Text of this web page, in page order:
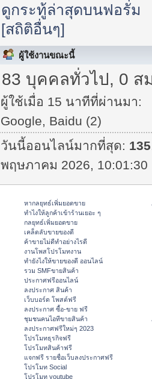
ดูกระทู้ล่าสุดบนฟอรั่ม
[สถิติอื่นๆ]
ผู้ใช้งานขณะนี้
83 บุคคลทั่วไป, 0 ส
ผู้ใช้เมื่อ 15 นาทีที่ผ่านมา:
Google, Baidu (2)
วันนี้ออนไลน์มากที่สุด: 135
พฤษภาคม 2026, 10:01:30
หากลยุทธ์เพิ่มยอดขาย
ทําไงให้ลูกค้าเข้าร้านเยอะ ๆ
กลยุทธ์เพิ่มยอดขาย
เคล็ดลับขายของดี
ค้าขายไม่ดีทำอย่างไรดี
งานโพสโปรโมทงาน
ทํายังไงให้ขายของดี ออนไลน์
รวม SMFขายสินค้า
ประกาศฟรีออนไลน์
ลงประกาศ สินค้า
เว็บบอร์ด โพสต์ฟรี
ลงประกาศ ซื้อ-ขาย ฟรี
ชุมชนคนไอทีขายสินค้า
ลงประกาศฟรีใหม่ๆ 2023
โปรโมทธุรกิจฟรี
โปรโมทสินค้าฟรี
แจกฟรี รายชื่อเว็บลงประกาศฟรี
โปรโมท Social
โปรโมท youtube